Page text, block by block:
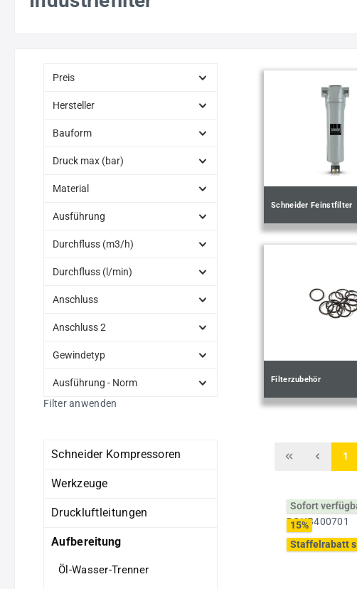
Preis
Hersteller
Bauform
Druck max (bar)
Material
Ausführung
Durchfluss (m3/h)
Durchfluss (l/min)
Anschluss
Anschluss 2
Gewindetyp
Ausführung - Norm
Filter anwenden
Schneider Kompressoren
Werkzeuge
Druckluftleitungen
Aufbereitung
Öl-Wasser-Trenner
Schneider Feinstfilter
Filterzubehör
1
Sofort
15%
Staffelrabatt